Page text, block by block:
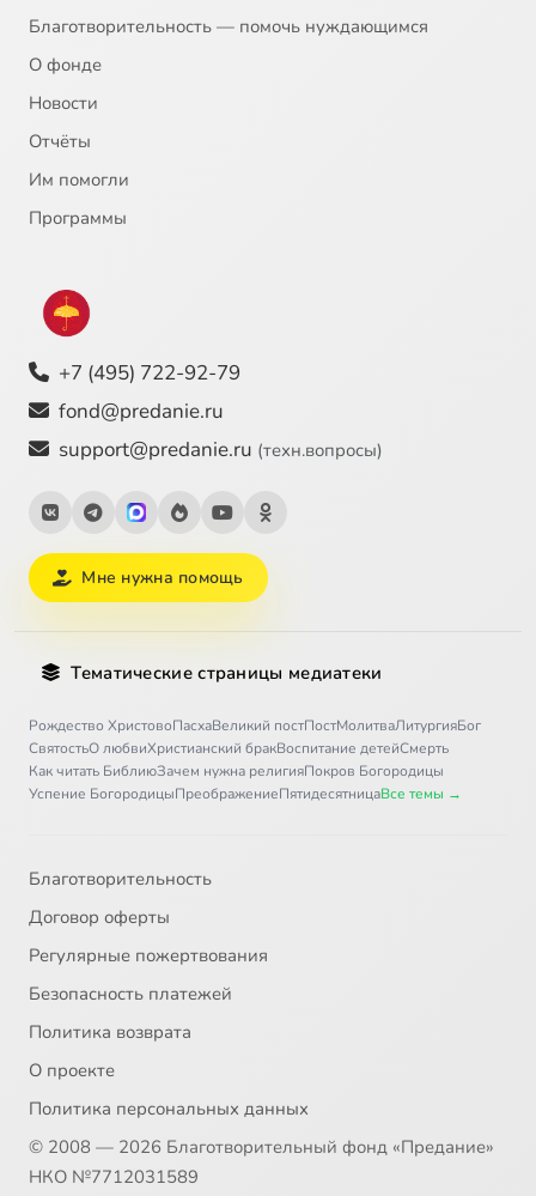
Благотворительность — помочь нуждающимся
О фонде
Новости
Отчёты
Им помогли
Программы
+7 (495) 722-92-79
fond@predanie.ru
support@predanie.ru (техн.вопросы)
Мне нужна помощь
Тематические страницы медиатеки
Рождество ХристовоПасхаВеликий постПостМолитваЛитургияБог
СвятостьО любвиХристианский бракВоспитание детейСмерть
Как читать БиблиюЗачем нужна религияПокров Богородицы
Успение БогородицыПреображениеПятидесятницаВсе темы →
Благотворительность
Договор оферты
Регулярные пожертвования
Безопасность платежей
Политика возврата
О проекте
Политика персональных данных
© 2008 — 2026 Благотворительный фонд «Предание»
НКО №7712031589